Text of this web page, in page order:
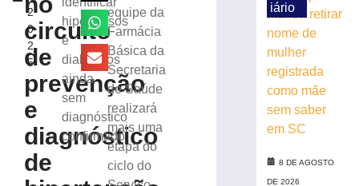
2
0
2
5
circuito
de
prevenção
e
diagnóstico
de
hipertensos
e
diabéticos
ainda
sem
diagnóstico
confirmado
equipe da
Farmácia
Básica da
Secretaria
de Saúde
realizará
mais uma
etapa do
ciclo do
casos
sarampo;
vacinaram
iário
8 DE AGOSTO
DE 2026